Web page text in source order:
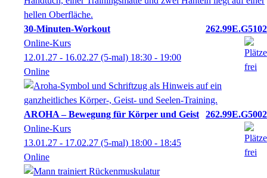
30-Minuten-Workout
262.99E.G5102
Online-Kurs
12.01.27 - 16.02.27 (5-mal) 18:30 - 19:00
Online
AROHA – Bewegung für Körper und Geist
262.99E.G5002
Online-Kurs
13.01.27 - 17.02.27 (5-mal) 18:00 - 18:45
Online